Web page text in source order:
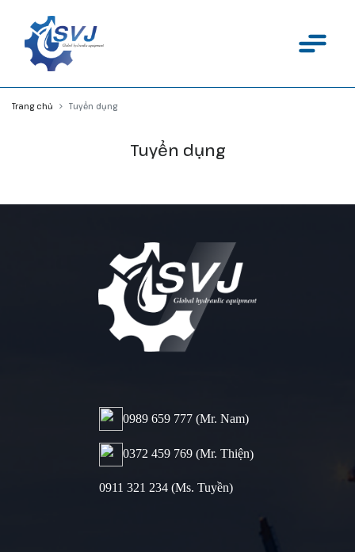
Trang chủ Tuyển dụng
Tuyển dụng
0989 659 777​ (Mr. Nam)
0372 459 769 (Mr. Thiện)
0911 321 234 (Ms. Tuyền)